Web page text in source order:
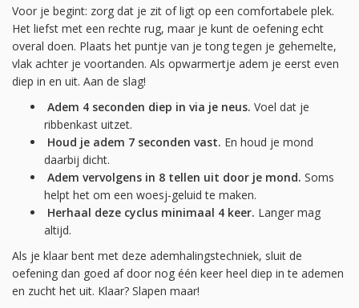
Voor je begint: zorg dat je zit of ligt op een comfortabele plek.
Het liefst met een rechte rug, maar je kunt de oefening echt
overal doen. Plaats het puntje van je tong tegen je gehemelte,
vlak achter je voortanden. Als opwarmertje adem je eerst even
diep in en uit. Aan de slag!
Adem 4 seconden diep in via je neus. Voel dat je
ribbenkast uitzet.
Houd je adem 7 seconden vast. En houd je mond
daarbij dicht.
Adem vervolgens in 8 tellen uit door je mond. Soms
helpt het om een woesj-geluid te maken.
Herhaal deze cyclus minimaal 4 keer. Langer mag
altijd.
Als je klaar bent met deze ademhalingstechniek, sluit de
oefening dan goed af door nog één keer heel diep in te ademen
en zucht het uit. Klaar? Slapen maar!